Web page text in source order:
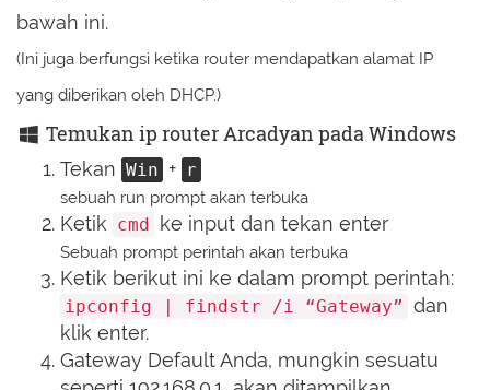
bawah ini.
(Ini juga berfungsi ketika router mendapatkan alamat IP
yang diberikan oleh DHCP.)
Temukan ip router Arcadyan pada Windows
Tekan Win + r
sebuah run prompt akan terbuka
Ketik cmd ke input dan tekan enter
Sebuah prompt perintah akan terbuka
Ketik berikut ini ke dalam prompt perintah:
ipconfig | findstr /i “Gateway” dan
klik enter.
Gateway Default Anda, mungkin sesuatu